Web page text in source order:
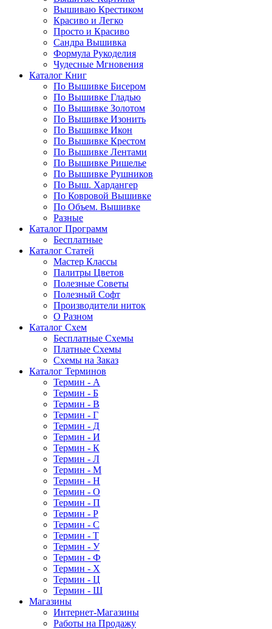
Вышиваю Крестиком
Красиво и Легко
Просто и Красиво
Сандра Вышивка
Формула Рукоделия
Чудесные Мгновения
Каталог Книг
По Вышивке Бисером
По Вышивке Гладью
По Вышивке Золотом
По Вышивке Изонить
По Вышивке Икон
По Вышивке Крестом
По Вышивке Лентами
По Вышивке Ришелье
По Вышивке Рушников
По Выш. Хардангер
По Ковровой Вышивке
По Объем. Вышивке
Разные
Каталог Программ
Бесплатные
Каталог Статей
Мастер Классы
Палитры Цветов
Полезные Советы
Полезный Софт
Производители ниток
О Разном
Каталог Схем
Бесплатные Схемы
Платные Схемы
Схемы на Заказ
Каталог Терминов
Термин - А
Термин - Б
Термин - В
Термин - Г
Термин - Д
Термин - И
Термин - К
Термин - Л
Термин - М
Термин - Н
Термин - О
Термин - П
Термин - Р
Термин - С
Термин - Т
Термин - У
Термин - Ф
Термин - Х
Термин - Ц
Термин - Ш
Магазины
Интернет-Магазины
Работы на Продажу